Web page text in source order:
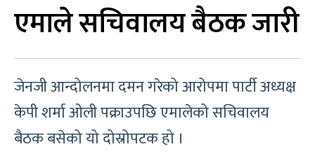
एमाले सचिवालय बैठक जारी
जेनजी आन्दोलनमा दमन गरेको आरोपमा पार्टी अध्यक्ष
केपी शर्मा ओली पक्राउपछि एमालेको सचिवालय
बैठक बसेको यो दोस्रोपटक हो ।